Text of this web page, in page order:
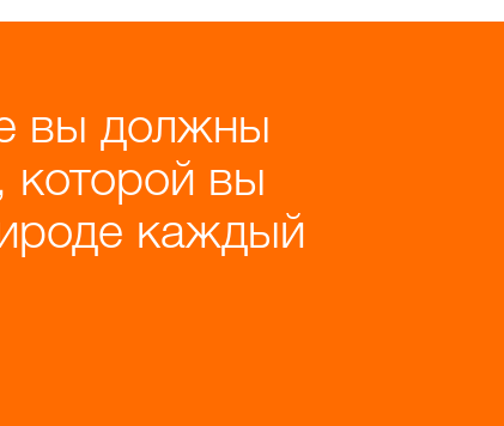
вы должны
вы
каждый